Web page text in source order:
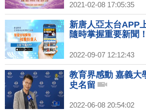
2021-02-08 17:05:35
新唐人亞太台APP
隨時掌握重要新聞！
2022-09-07 12:12:43
教育界感動 嘉義大
史名留
2022-06-08 20:54:02